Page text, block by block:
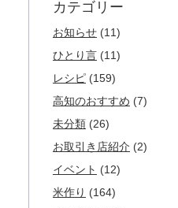
カテゴリー
お知らせ (11)
ひとり言 (11)
レシピ (159)
高知のおすすめ (7)
未分類 (26)
お取引き店紹介 (2)
イベント (12)
米作り (164)